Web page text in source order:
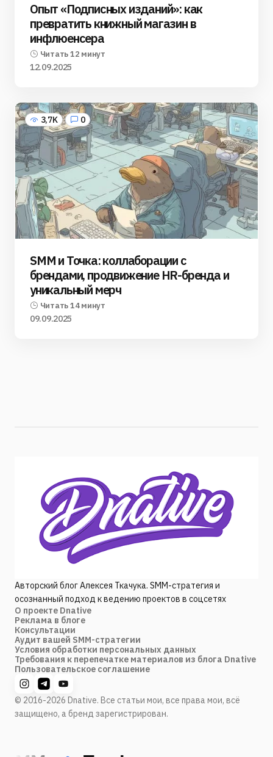
Опыт «Подписных изданий»: как
превратить книжный магазин в
инфлюенсера
Читать 12 минут
12.09.2025
3,7K 0
SMM и Точка: коллаборации с
брендами, продвижение HR-бренда и
уникальный мерч
Читать 14 минут
09.09.2025
Авторский блог Алексея Ткачука. SMM-стратегия и
осознанный подход к ведению проектов в соцсетях
О проекте Dnative
Реклама в блоге
Консультации
Аудит вашей SMM-стратегии
Условия обработки персональных данных
Требования к перепечатке материалов из блога Dnative
Пользовательское соглашение
© 2016-2026 Dnative. Все статьи мои, все права мои, всё
защищено, а бренд зарегистрирован.